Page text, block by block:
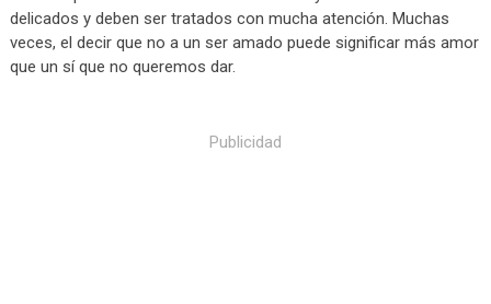
delicados y deben ser tratados con mucha atención. Muchas
veces, el decir que no a un ser amado puede significar más amor
que un sí que no queremos dar.
Publicidad